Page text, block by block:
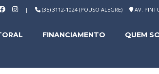
| (35) 3112-1024 (POUSO ALEGRE) AV.
FINANCIAMENTO QUEM